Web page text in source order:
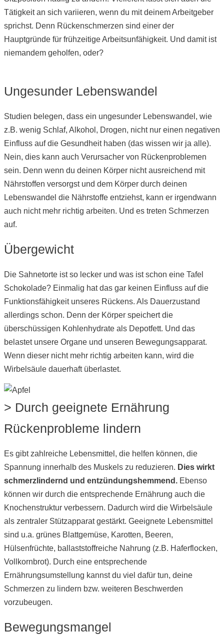
Tätigkeit an sich variieren, wenn du mit deinem Arbeitgeber
sprichst. Denn Rückenschmerzen sind einer der
Hauptgründe für frühzeitige Arbeitsunfähigkeit. Und damit ist
niemandem geholfen, oder?
Ungesunder Lebenswandel
Studien belegen, dass ein ungesunder Lebenswandel, wie
z.B. wenig Schlaf, Alkohol, Drogen, nicht nur einen negativen
Einfluss auf die Gesundheit haben (das wissen wir ja alle).
Nein, dies kann auch Verursacher von Rückenproblemen
sein. Denn wenn du deinen Körper nicht ausreichend mit
Nährstoffen versorgst und dem Körper durch deinen
Lebenswandel die Nährstoffe entziehst, kann er irgendwann
auch nicht mehr richtig arbeiten. Und es treten Schmerzen
auf.
Übergewicht
Die Sahnetorte ist so lecker und was ist schon eine Tafel
Schokolade? Einmalig hat das gar keinen Einfluss auf die
Funktionsfähigkeit unseres Rückens. Als Dauerzustand
allerdings schon. Denn der Körper speichert die
überschüssigen Kohlenhydrate als Depotfett. Und das
belastet unsere Organe und unseren Bewegungsapparat.
Wenn dieser nicht mehr richtig arbeiten kann, wird die
Wirbelsäule dauerhaft überlastet.
> Durch geeignete Ernährung
Rückenprobleme lindern
Es gibt zahlreiche Lebensmittel, die helfen können, die
Spannung innerhalb des Muskels zu reduzieren. Dies wirkt
schmerzlindernd und entzündungshemmend. Ebenso
können wir durch die entsprechende Ernährung auch die
Knochenstruktur verbessern. Dadurch wird die Wirbelsäule
als zentraler Stützapparat gestärkt. Geeignete Lebensmittel
sind u.a. grünes Blattgemüse, Karotten, Beeren,
Hülsenfrüchte, ballaststoffreiche Nahrung (z.B. Haferflocken,
Vollkornbrot). Durch eine entsprechende
Ernährungsumstellung kannst du viel dafür tun, deine
Schmerzen zu lindern bzw. weiteren Beschwerden
vorzubeugen.
Bewegungsmangel